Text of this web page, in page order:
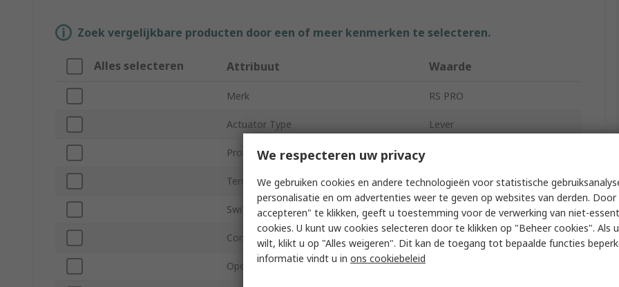
Zoek vergelijkbare producten door een of meer kenmerken te selecteren.
Alles selecteren Attribuut Waarde
Merk RS PRO
Actuator Type Lever
Product Type
Terminal Type Solder
Switch Contact Current 4A
Contact Configuration SPCO
Operating Force
We respecteren uw privacy
We gebruiken cookies en andere technologieën voor statistische
personalisatie en om advertenties weer te geven op websites van derden. Door
accepteren" te klikken, geeft u toestemming voor de verwerking van niet-
cookies. U kunt uw cookies selecteren door te klikken op "Beheer cookies". Als
wilt, klikt u op "Alles weigeren". Dit kan de toegang tot bepaalde functies
informatie vindt u in ons cookiebeleid